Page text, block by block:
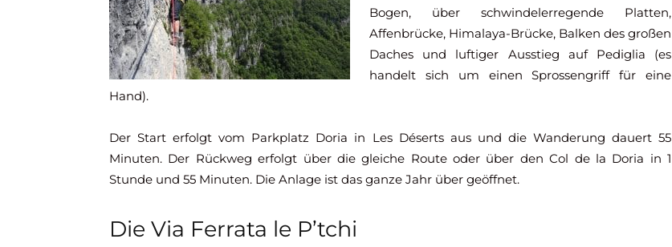
Bogen, über schwindelerregende Platten,
Affenbrücke, Himalaya-Brücke, Balken des großen
Daches und luftiger Ausstieg auf Pediglia (es
handelt sich um einen Sprossengriff für eine
Hand).
Der Start erfolgt vom Parkplatz Doria in Les Déserts aus und die Wanderung dauert 55
Minuten. Der Rückweg erfolgt über die gleiche Route oder über den Col de la Doria in 1
Stunde und 55 Minuten. Die Anlage ist das ganze Jahr über geöffnet.
Die Via Ferrata le P’tchi